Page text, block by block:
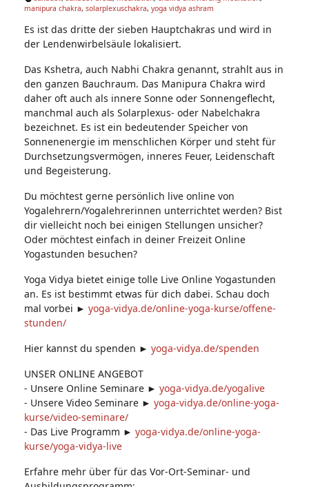
Ta
s:
manipura chakra, solarplexuschakra, yoga vidya ashram
Es ist das dritte der sieben Hauptchakras und wird in
der Lendenwirbelsäule lokalisiert.
Das Kshetra, auch Nabhi Chakra genannt, strahlt aus in
den ganzen Bauchraum. Das Manipura Chakra wird
daher oft auch als innere Sonne oder Sonnengeflecht,
manchmal auch als Solarplexus- oder Nabelchakra
bezeichnet. Es ist ein bedeutender Speicher von
Sonnenenergie im menschlichen Körper und steht für
Durchsetzungsvermögen, inneres Feuer, Leidenschaft
und Begeisterung.
Du möchtest gerne persönlich live online von
Yogalehrern/Yogalehrerinnen unterrichtet werden? Bist
dir vielleicht noch bei einigen Stellungen unsicher?
Oder möchtest einfach in deiner Freizeit Online
Yogastunden besuchen?
Yoga Vidya bietet einige tolle Live Online Yogastunden
an. Es ist bestimmt etwas für dich dabei. Schau doch
mal vorbei ► yoga-vidya.de/online-yoga-kurse/offene-
stunden/
Hier kannst du spenden ► yoga-vidya.de/spenden​
UNSER ONLINE ANGEBOT
- Unsere Online Seminare ► yoga-vidya.de/yogalive
- Unsere Video Seminare ► yoga-vidya.de/online-yoga-
kurse/video-seminare/
- Das Live Programm ► yoga-vidya.de/online-yoga-
kurse/yoga-vidya-live
Erfahre mehr über für das Vor-Ort-Seminar- und